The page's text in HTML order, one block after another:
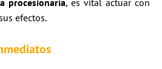
procesionaria, es vital actuar con
efectos.